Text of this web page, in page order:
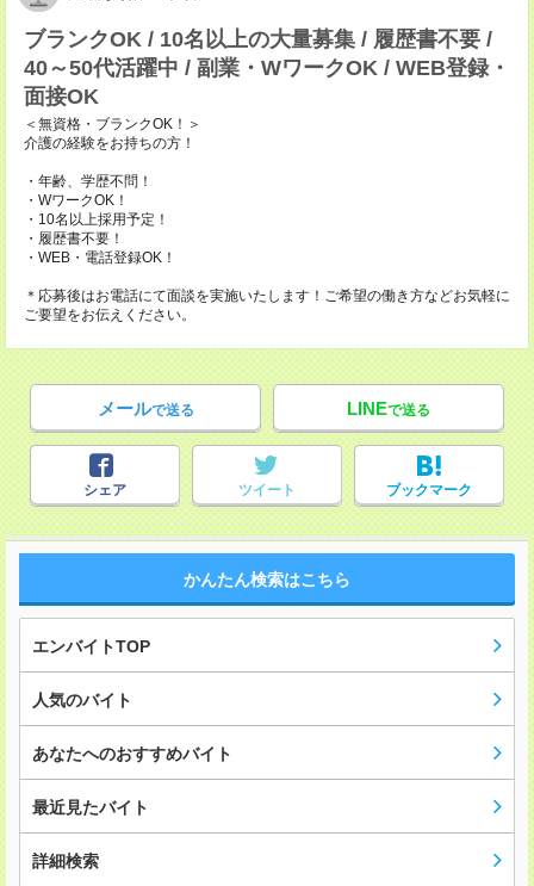
ブランクOK / 10名以上の大量募集 / 履歴書不要 /
40～50代活躍中 / 副業・WワークOK / WEB登録・
面接OK
＜無資格・ブランクOK！＞
介護の経験をお持ちの方！
・年齢、学歴不問！
・WワークOK！
・10名以上採用予定！
・履歴書不要！
・WEB・電話登録OK！
＊応募後はお電話にて面談を実施いたします！ご希望の働き方などお気軽に
ご要望をお伝えください。
メールで送る LINEで送る
シェア ツイート ブックマーク
かんたん検索はこちら
エンバイトTOP
人気のバイト
あなたへのおすすめバイト
最近見たバイト
詳細検索